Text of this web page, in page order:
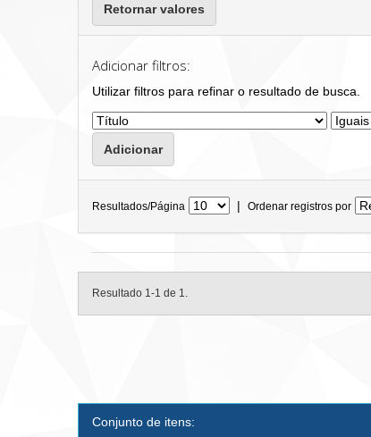
Retornar valores
Adicionar filtros:
Utilizar filtros para refinar o resultado de busca.
Resultados/Página | Ordenar registros por
Resultado 1-1 de 1.
Conjunto de itens: